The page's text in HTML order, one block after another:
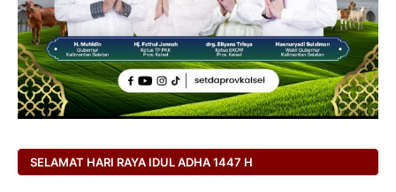
SELAMAT HARI RAYA IDUL ADHA 1447 H